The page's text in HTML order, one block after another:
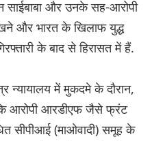
साईबाबा और उनके सह-आरोपी
और भारत के खिलाफ युद्ध
के बाद से हिरासत में हैं.
न्यायालय में मुकदमे के दौरान,
आरोपी आरडीएफ जैसे फ्रंट
सीपीआई (माओवादी) समूह के